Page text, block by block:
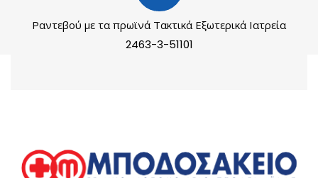
Ραντεβού με τα πρωϊνά Τακτικά Εξωτερικά Ιατρεία
2463-3-51101